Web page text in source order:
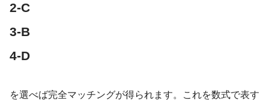
2-C
3-B
4-D
を選べば完全マッチングが得られます。これを数式で表す